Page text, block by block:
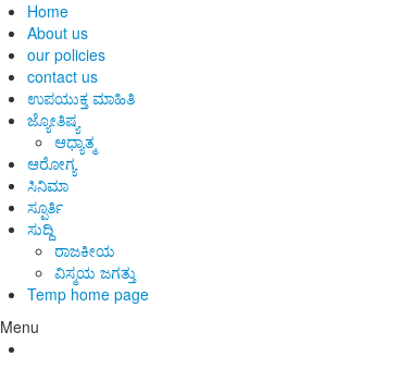
Home
About us
our policies
contact us
ಉಪಯುಕ್ತ ಮಾಹಿತಿ
ಜ್ಯೋತಿಷ್ಯ
ಆಧ್ಯಾತ್ಮ
ಆರೋಗ್ಯ
ಸಿನಿಮಾ
ಸ್ಪೂರ್ತಿ
ಸುದ್ದಿ
ರಾಜಕೀಯ
ವಿಸ್ಮಯ ಜಗತ್ತು
Temp home page
Menu